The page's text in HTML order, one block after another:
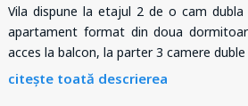
Vila dispune la etajul 2 de o cam
apartament format din doua
acces la balcon, la parter 3 camere
citește toată descrierea